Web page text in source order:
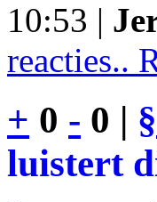
10:53 |
reacties..
+ 0 - 0 | §
luistert